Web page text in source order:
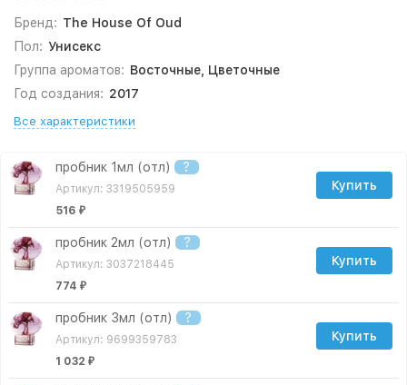
Бренд: The House Of Oud
Пол: Унисекс
Группа ароматов: Восточные, Цветочные
Год создания: 2017
Все характеристики
пробник 1мл (отл) ?
Артикул: 3319505959
516 ₽
Купить
пробник 2мл (отл) ?
Артикул: 3037218445
774 ₽
Купить
пробник 3мл (отл) ?
Артикул: 9699359783
1 032 ₽
Купить